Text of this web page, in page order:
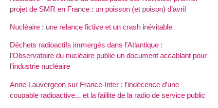
projet de SMR en France : un poisson (et poison) d’avril
Nucléaire : une relance fictive et un crash inévitable
Déchets radioactifs immergés dans l’Atlantique :
l’Observatoire du nucléaire publie un document accablant pour
l’industrie nucléaire
Anne Lauvergeon sur France-Inter : l’indécence d’une
coupable radioactive... et la faillite de la radio de service public